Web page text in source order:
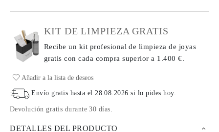
KIT DE LIMPIEZA GRATIS
Recibe un kit profesional de limpieza de joyas
gratis con cada comprasuperior a 1.400 €.
Añadir a la lista de deseos
Envío gratis hasta el28.08.2026 si lo pides hoy.
Devolución gratis durante 30 días.
DETALLES DEL PRODUCTO